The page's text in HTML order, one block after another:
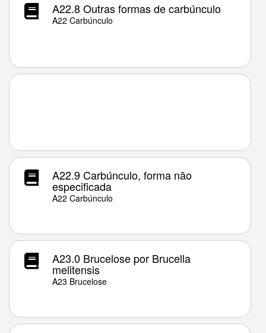
A22.8 Outras formas de carbúnculo
A22 Carbúnculo
A22.9 Carbúnculo, forma não
especificada
A22 Carbúnculo
A23.0 Brucelose por Brucella
melitensis
A23 Brucelose